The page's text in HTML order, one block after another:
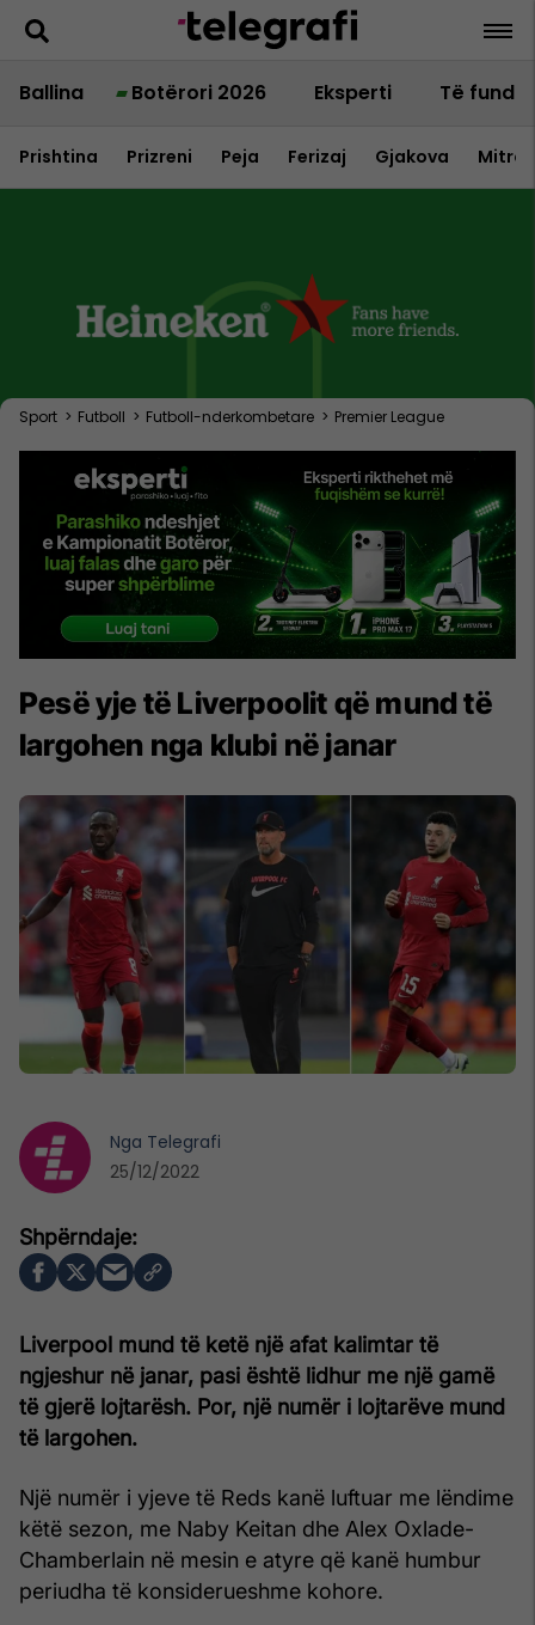
Ballina Botërori 2026 Eksperti Të fundit
Prishtina Prizreni Peja Ferizaj Gjakova
Sport > Futboll > Futboll-nderkombetare > Premier League
Pesë yje të Liverpoolit që mund të
largohen nga klubi në janar
Liverpool mund të ketë një afat kalimtar të
ngjeshur në janar, pasi është lidhur me një gamë
të gjerë lojtarësh. Por, një numër i lojtarëve mund
të largohen.
Një numër i yjeve të Reds kanë luftuar me lëndime
këtë sezon, me Naby Keitan dhe Alex Oxlade-
Chamberlain në mesin e atyre që kanë humbur
periudha të konsiderueshme kohore.
Nga Telegrafi
25/12/2022